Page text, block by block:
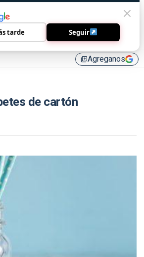
library_addAgreganos
de cartón
tarde Seguir